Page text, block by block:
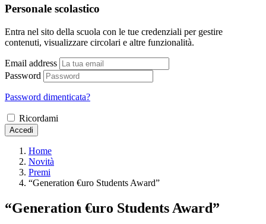
Personale scolastico
Entra nel sito della scuola con le tue credenziali per gestire
contenuti, visualizzare circolari e altre funzionalità.
Email address
Password
Password dimenticata?
Ricordami
Accedi
Home
Novità
Premi
“Generation €uro Students Award”
“Generation €uro Students Award”